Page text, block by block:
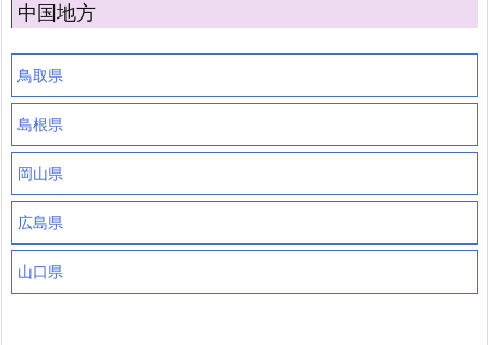
中国地方
鳥取県
島根県
岡山県
広島県
山口県